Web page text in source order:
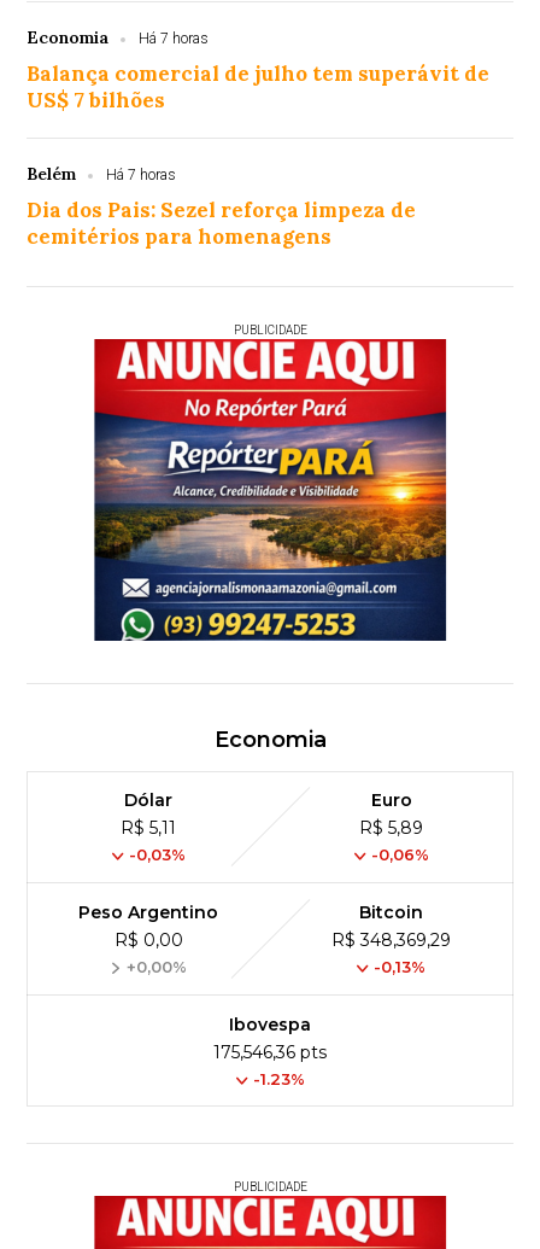
Economia Há 7 horas
Balança comercial de julho tem superávit de
US$ 7 bilhões
Belém Há 7 horas
Dia dos Pais: Sezel reforça limpeza de
cemitérios para homenagens
PUBLICIDADE
Economia
Dólar
R$ 5,11
-0,03%
Euro
R$ 5,89
-0,06%
Peso Argentino
R$ 0,00
+0,00%
Bitcoin
R$ 348,369,29
-0,13%
Ibovespa
175,546,36 pts
-1.23%
PUBLICIDADE